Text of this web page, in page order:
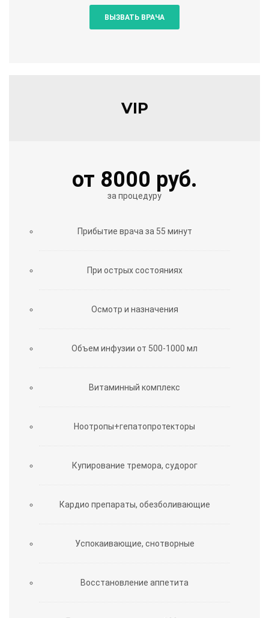
ВЫЗВАТЬ ВРАЧА
VIP
от 8000 руб.
за процедуру
Прибытие врача за 55 минут
При острых состояниях
Осмотр и назначения
Объем инфузии от 500-1000 мл
Витаминный комплекс
Ноотропы+гепатопротекторы
Купирование тремора, судорог
Кардио препараты, обезболивающие
Успокаивающие, снотворные
Восстановление аппетита